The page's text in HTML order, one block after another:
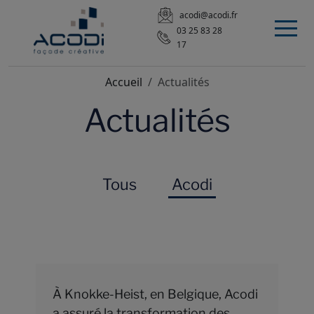
acodi@acodi.fr
03 25 83 28
17
Accueil Actualités
Actualités
Tous Acodi
À Knokke-Heist, en Belgique, Acodi